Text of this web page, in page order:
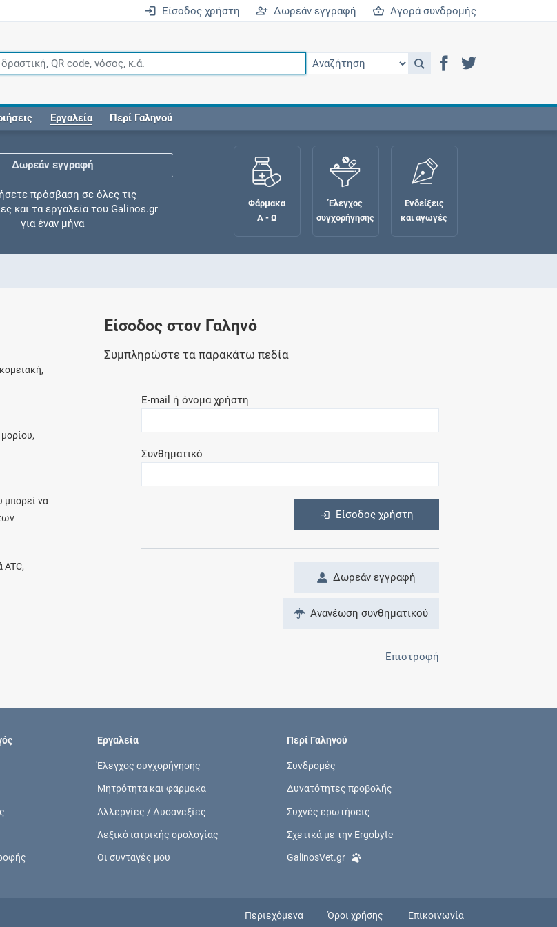
Είσοδος χρήστη Δωρεάν εγγραφή Αγορά συνδρομής
Εργαλεία Περί Γαληνού
Δωρεάν εγγραφή
πρόσβαση σε όλες τις
και τα εργαλεία του Galinos.gr
για έναν μήνα
αγωγή σας για αντενδείξεις και
τις συνταγές σας και
τις εύκολα και με ασφάλεια
για την ασφάλεια χορήγησης
κατά τη διάρκεια της
παροχές των συνδρομητικών
Ενδείξεις και αγωγές
και ιατρικές πράξεις
Φάρμακα
Α - Ω
Έλεγχος
συγχορήγησης
Ενδείξεις
και αγωγές
μπορεί να
ATC,
Είσοδος στον Γαληνό
Συμπληρώστε τα παρακάτω πεδία
E-mail ή όνομα χρήστη
Συνθηματικό
Είσοδος χρήστη
Δωρεάν εγγραφή
Ανανέωση συνθηματικού
Επιστροφή
Εργαλεία
Έλεγχος συγχορήγησης
Μητρότητα και φάρμακα
Αλλεργίες / Δυσανεξίες
Λεξικό ιατρικής ορολογίας
Οι συνταγές μου
Περί Γαληνού
Συνδρομές
Δυνατότητες προβολής
Συχνές ερωτήσεις
Σχετικά με την Ergobyte
GalinosVet.gr
Περιεχόμενα Όροι χρήσης Επικοινωνία